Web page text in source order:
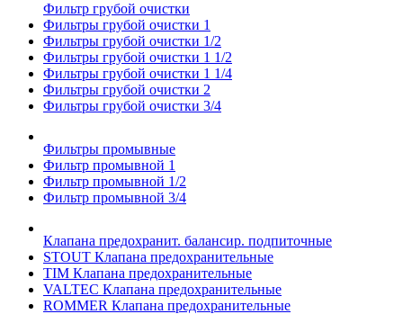
Фильтр грубой очистки
Фильтры грубой очистки 1
Фильтры грубой очистки 1/2
Фильтры грубой очистки 1 1/2
Фильтры грубой очистки 1 1/4
Фильтры грубой очистки 2
Фильтры грубой очистки 3/4
Фильтры промывные
Фильтр промывной 1
Фильтр промывной 1/2
Фильтр промывной 3/4
Клапана предохранит. балансир. подпиточные
STOUT Клапана предохранительные
TIM Клапана предохранительные
VALTEC Клапана предохранительные
ROMMER Клапана предохранительные